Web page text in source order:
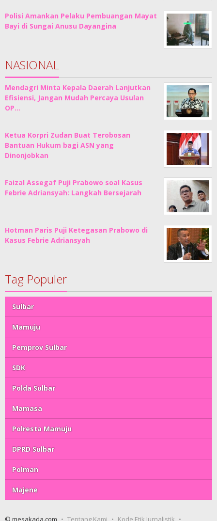
Polisi Amankan Pelaku Pembuangan Mayat
Bayi di Sungai Anusu Dayangina
NASIONAL
Mendagri Minta Kepala Daerah Lanjutkan
Efisiensi, Jangan Mudah Percaya Usulan
OP…
Ketua Korpri Zudan Buat Terobosan
Bantuan Hukum bagi ASN yang
Dinonjobkan
Faizal Assegaf Puji Prabowo soal Kasus
Febrie Adriansyah: Langkah Bersejarah
Hotman Paris Puji Ketegasan Prabowo di
Kasus Febrie Adriansyah
Tag Populer
Sulbar
Mamuju
Pemprov Sulbar
SDK
Polda Sulbar
Mamasa
Polresta Mamuju
DPRD Sulbar
Polman
Majene
© mesakada.com Tentang Kami Kode Etik Jurnalistik